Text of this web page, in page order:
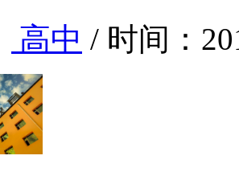
高中 / 时间：